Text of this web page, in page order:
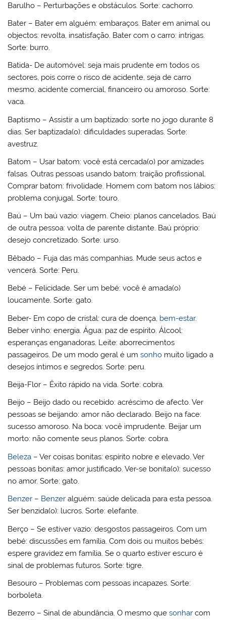
Barulho – Perturbações e obstáculos. Sorte: cachorro.
Bater – Bater em alguém: embaraços. Bater em animal ou
objectos: revolta, insatisfação. Bater com o carro: intrigas.
Sorte: burro.
Batida- De automóvel: seja mais prudente em todos os
sectores, pois corre o risco de acidente, seja de carro
mesmo, acidente comercial, financeiro ou amoroso. Sorte:
vaca.
Baptismo – Assistir a um baptizado: sorte no jogo durante 8
dias. Ser baptizada(o): dificuldades superadas. Sorte:
avestruz.
Batom – Usar batom: você está cercada(o) por amizades
falsas. Outras pessoas usando batom: traição profissional.
Comprar batom: frivolidade. Homem com batom nos lábios:
problema conjugal. Sorte: touro.
Baú – Um baú vazio: viagem. Cheio: planos cancelados. Baú
de outra pessoa: volta de parente distante. Baú próprio:
desejo concretizado. Sorte: urso.
Bêbado – Fuja das más companhias. Mude seus actos e
vencerá. Sorte: Peru.
Bebé – Felicidade. Ser um bebé: você é amada(o)
loucamente. Sorte: gato.
Beber- Em copo de cristal: cura de doença, bem-estar.
Beber vinho: energia. Água: paz de espírito. Álcool:
esperanças enganadoras. Leite: aborrecimentos
passageiros. De um modo geral é umsonho muito ligado a
desejos íntimos e segredos. Sorte: peru.
Beija-Flor – Êxito rápido na vida. Sorte: cobra.
Beijo – Beijo dado ou recebido: acréscimo de afecto. Ver
pessoas se beijando: amor não declarado. Beijo na face:
sucesso amoroso. Na boca: você imprudente. Beijar um
morto: não comente seus planos. Sorte: cobra.
Beleza – Ver coisas bonitas: espírito nobre e elevado. Ver
pessoas bonitas: amor justificado. Ver-se bonita(o): sucesso
no amor. Sorte: gato.
Benzer – Benzer alguém: saúde delicada para esta pessoa.
Ser benzida(o): lucros. Sorte: elefante.
Berço – Se estiver vazio: desgostos passageiros. Com um
bebé: discussões em família. Com dois ou muitos bebés:
espere gravidez em família. Se o quarto estiver escuro é
sinal de problemas futuros. Sorte: tigre.
Besouro – Problemas com pessoas incapazes. Sorte:
borboleta.
Bezerro – Sinal de abundância. O mesmo quesonhar com